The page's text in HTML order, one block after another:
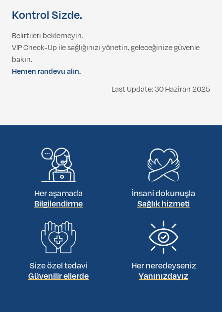
Kontrol Sizde.
Belirtileri beklemeyin.
VIP Check-Up ile sağlığınızı yönetin, geleceğinize güvenle
bakın.
Hemen randevu alın.
Last Update: 30 Haziran 2025
Her aşamada
Bilgilendirme
İnsani dokunuşla
Sağlık hizmeti
Size özel tedavi
Güvenilir ellerde
Her neredeyseniz
Yanınızdayız